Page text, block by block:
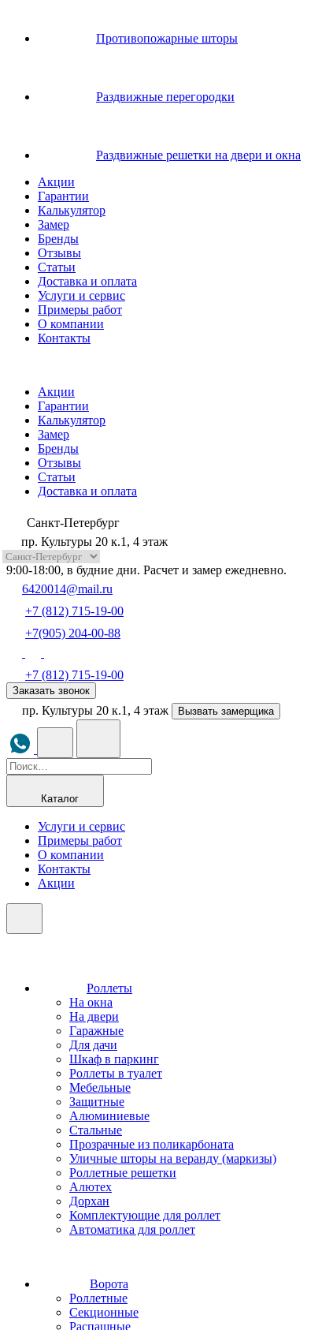
Противопожарные шторы
Раздвижные перегородки
Раздвижные решетки на двери и окна
Акции
Гарантии
Калькулятор
Замер
Бренды
Отзывы
Статьи
Доставка и оплата
Услуги и сервис
Примеры работ
О компании
Контакты
Акции
Гарантии
Калькулятор
Замер
Бренды
Отзывы
Статьи
Доставка и оплата
Санкт-Петербург
пр. Культуры 20 к.1, 4 этаж
9:00-18:00, в будние дни. Расчет и замер ежедневно.
6420014@mail.ru
+7 (812) 715-19-00
+7(905) 204-00-88
+7 (812) 715-19-00
Заказать звонок
пр. Культуры 20 к.1, 4 этаж Вызвать замерщика
Каталог
Услуги и сервис
Примеры работ
О компании
Контакты
Акции
Роллеты
На окна
На двери
Гаражные
Для дачи
Шкаф в паркинг
Роллеты в туалет
Мебельные
Защитные
Алюминиевые
Стальные
Прозрачные из поликарбоната
Уличные шторы на веранду (маркизы)
Роллетные решетки
Алютех
Дорхан
Комплектующие для роллет
Автоматика для роллет
Ворота
Роллетные
Секционные
Распашные